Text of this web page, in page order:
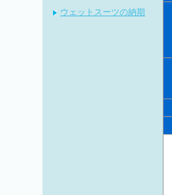
ウェットスーツの納期